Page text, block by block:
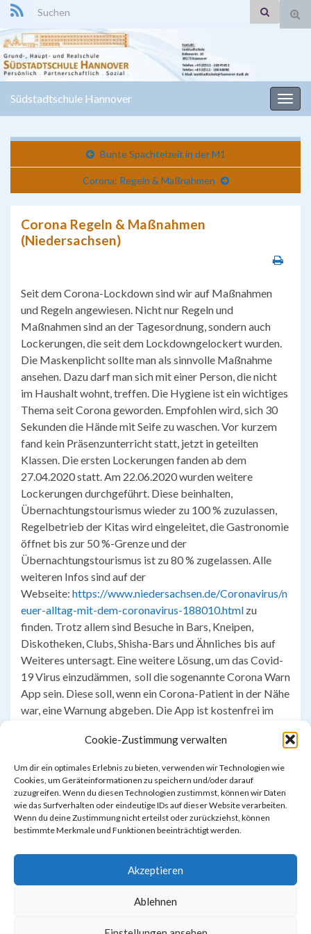
Cookie-Zustimmung verwalten
Um dir ein optimales Erlebnis zu bieten, verwenden wir Technologien wie
Cookies, um Geräteinformationen zu speichern und/oder darauf
zuzugreifen. Wenn du diesen Technologien zustimmst, können wir Daten
wie das Surfverhalten oder eindeutige IDs auf dieser Website verarbeiten.
Wenn du deine Zustimmung nicht erteilst oder zurückziehst, können
bestimmte Merkmale und Funktionen beeinträchtigt werden.
Akzeptieren
Ablehnen
Search for:
Südstadtschule Hannover
Bunte Spachtelzeit in der M1
Corona: Regeln & Maßnahmen
Corona Regeln & Maßnahmen
(Niedersachsen)
Seit dem Corona-Lockdown sind wir auf Maßnahmen
und Regeln angewiesen. Nicht nur Regeln und
Maßnahmen sind an der Tagesordnung, sondern auch
Lockerungen, die seit dem Lockdowngelockert wurden.
Die Maskenplicht sollte man als sinnvolle Maßnahme
ansehen. Dazu darf man sich mit einer Person, die nicht
im Haushalt wohnt, treffen. Die Hygiene ist ein wichtiges
Thema seit Corona geworden. Empfohlen wird, sich 30
Sekunden die Hände mit Seife zu waschen. Vor kurzem
fand kein Präsenzunterricht statt, jetzt in geteilten
Klassen. Die ersten Lockerungen fanden ab dem
27.04.2020 statt. Am 22.06.2020 wurden weitere
Lockerungen durchgeführt. Diese beinhalten,
Übernachtungstourismus wieder zu 100 % zuzulassen,
Regelbetrieb der Kitas wird eingeleitet, die Gastronomie
öffnet bis zur 50 %-Grenze und der
Übernachtungstourismus ist zu 80 % zugelassen. Alle
weiteren Infos sind auf der
Webseite: https://www.niedersachsen.de/Coronavirus/n
euer-alltag-mit-dem-coronavirus-188010.html zu
finden. Trotz allem sind Besuche in Bars, Kneipen,
Diskotheken, Clubs, Shisha-Bars und Ähnliches bis auf
Weiteres untersagt. Eine weitere Lösung, um das Covid-
19 Virus einzudämmen, soll die sogenannte Corona Warn
App sein. Diese soll, wenn ein Corona-Patient in der Nähe
war, eine Warnung abgeben. Die App ist kostenfrei im